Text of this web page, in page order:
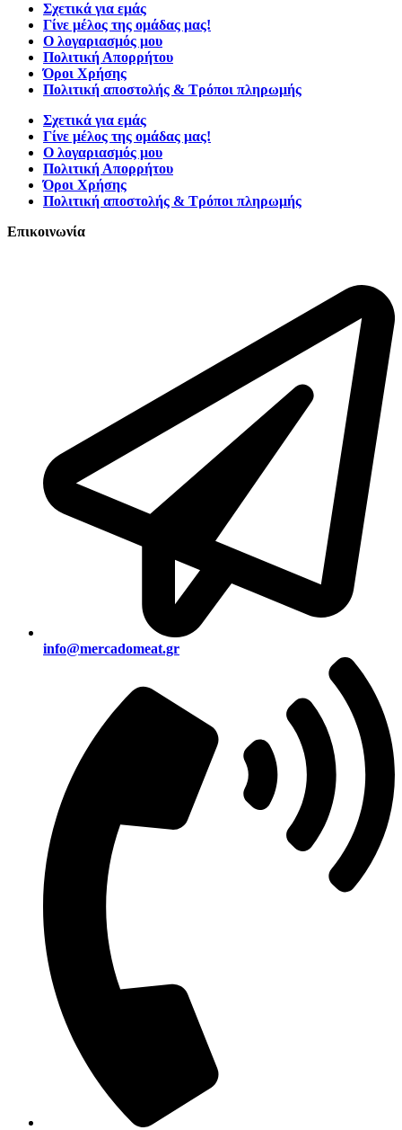
Σχετικά για εμάς
Γίνε μέλος της ομάδας μας!
Ο λογαριασμός μου
Πολιτική Απορρήτου
Όροι Χρήσης
Πολιτική αποστολής & Τρόποι πληρωμής
Σχετικά για εμάς
Γίνε μέλος της ομάδας μας!
Ο λογαριασμός μου
Πολιτική Απορρήτου
Όροι Χρήσης
Πολιτική αποστολής & Τρόποι πληρωμής
Επικοινωνία
info@mercadomeat.gr